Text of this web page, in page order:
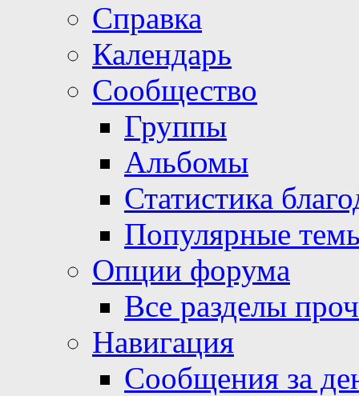
Справка
Календарь
Сообщество
Группы
Альбомы
Статистика
Популярные
Опции форума
Все разделы
Навигация
Сообщения за